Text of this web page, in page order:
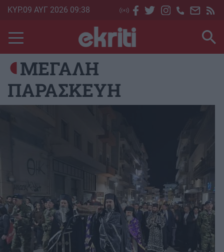
Skip
main
content
ΚΥΡ.09 ΑΥΓ 2026 09:38
ΜΕΓΑΛΗ
ΠΑΡΑΣΚΕΥΗ